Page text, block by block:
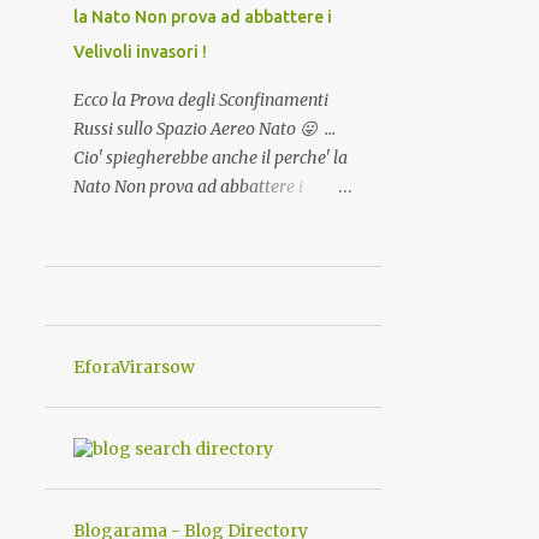
per NON Dimenticare!
la Nato Non prova ad abbattere i
Velivoli invasori !
Ecco la Prova degli Sconfinamenti
Russi sullo Spazio Aereo Nato 😛 ...
Cio' spiegherebbe anche il perche' la
Nato Non prova ad abbattere i
immagini ! Tranquilli, Non esiste
dello spazio aereo NATO da parte di
un robot chiamato "Goldrake";
Flag", per provocare una guerra
EforaVirarsow
Blogarama - Blog Directory